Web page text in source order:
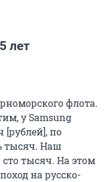
лет
флота.
у Samsung
[рублей], по
тысяч. Наш
тысяч. На этом
на русско-